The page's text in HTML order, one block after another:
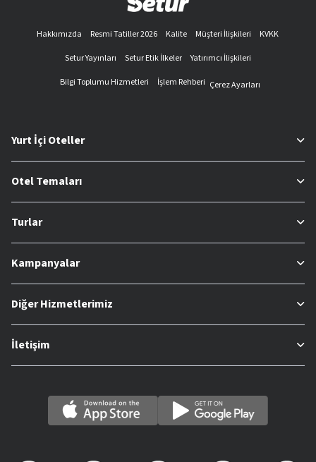
Hakkımızda Resmi Tatiller 2026 Kalite Müşteri İlişkileri
KVKK
Setur Yayınları
Setur Etik İlkeler
Yatırımcı İlişkileri
Bilgi Toplumu Hizmetleri
İşlem Rehberi Çerez Ayarları
Yurt İçi Oteller
Otel Temaları
Turlar
Kampanyalar
Diğer Hizmetlerimiz
İletişim